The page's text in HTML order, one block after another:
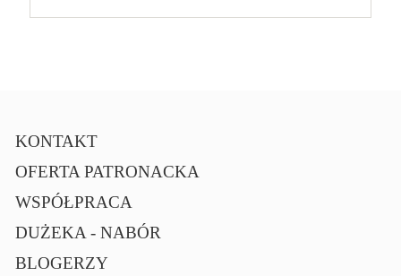
KONTAKT
OFERTA PATRONACKA
WSPÓŁPRACA
DUŻEKA - NABÓR
BLOGERZY